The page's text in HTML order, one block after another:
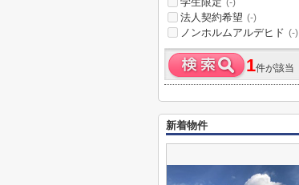
(-)
法人契約希望 (-)
ノンホルムアルデヒド (-)
1件が該当
新着物件